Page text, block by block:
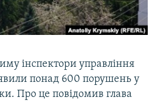
інспектори управління
понад 600 порушень у
Про це повідомив глава